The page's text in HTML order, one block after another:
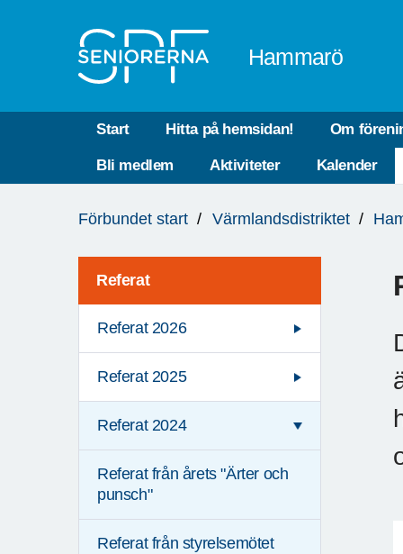
Hammarö
Start Hitta på hemsidan! Om
Bli medlem Aktiviteter Kalender
är
Förbundet start Värmlandsdistriktet
Referat
Referat 2026
Referat 2025
Referat 2024
Referat från årets "Ärter och
punsch"
Referat från styrelsemötet